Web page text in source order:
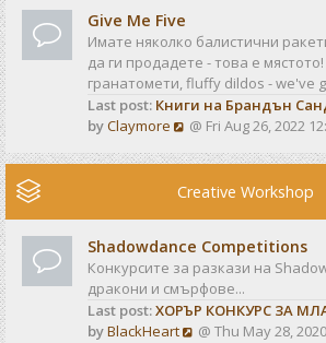
tt
e
s
t
p
o
s
t
w
t
h
e
l
a
t
s
o
s
t
Give Me Five
Имате няколко балистични
да ги продадете - това е
гранатомети, fluffy dildos - we've
Last post: Книги на Брандън
byClaymore
V
e
w
e
l
a
t
e
@ Fri Aug 26, 2022
Creative Workshop
Shadowdance Competitions
Конкурсите за разкази на
дракони и смърфове...
Last post:ХОРЪР КОНКУРС ЗА
byBlackHeart
V@ Thu May 28,